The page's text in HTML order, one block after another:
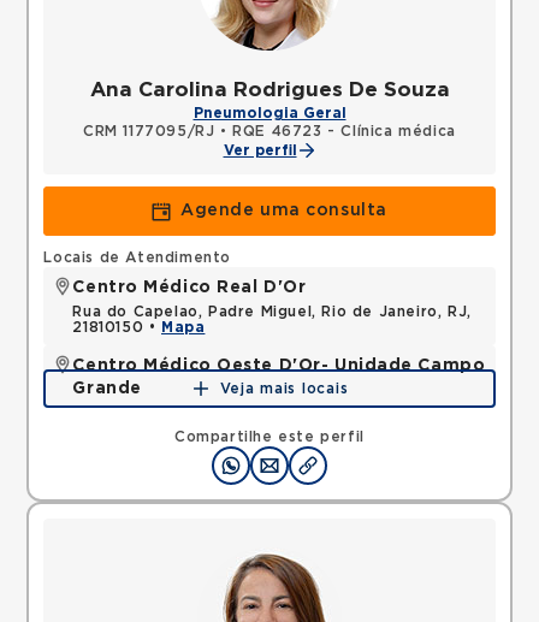
Ana Carolina Rodrigues De Souza
Pneumologia Geral
CRM 1177095/RJ •
RQE 46723 - Clínica médica
Ver perfil
Agende uma consulta
Compartilhe este perfil
Locais de Atendimento
Centro Médico Real D'Or
Rua do Capelao, Padre Miguel, Rio de Janeiro, RJ,
21810150 •
Mapa
Centro Médico Oeste D'Or- Unidade Campo
Grande
Rua Olinda Ellis, Campo Grande, Rio de Janeiro, RJ,
Mapa
Veja mais locais